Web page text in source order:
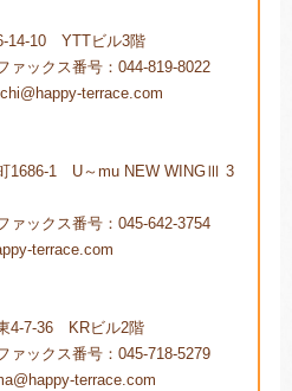
14-10 YTTビル3階
ックス番号：044-819-8022
terrace.com
1686-1 U～mu NEW WINGⅢ 3
ックス番号：045-642-3754
terrace.com
4-7-36 KRビル2階
ックス番号：045-718-5279
terrace.com